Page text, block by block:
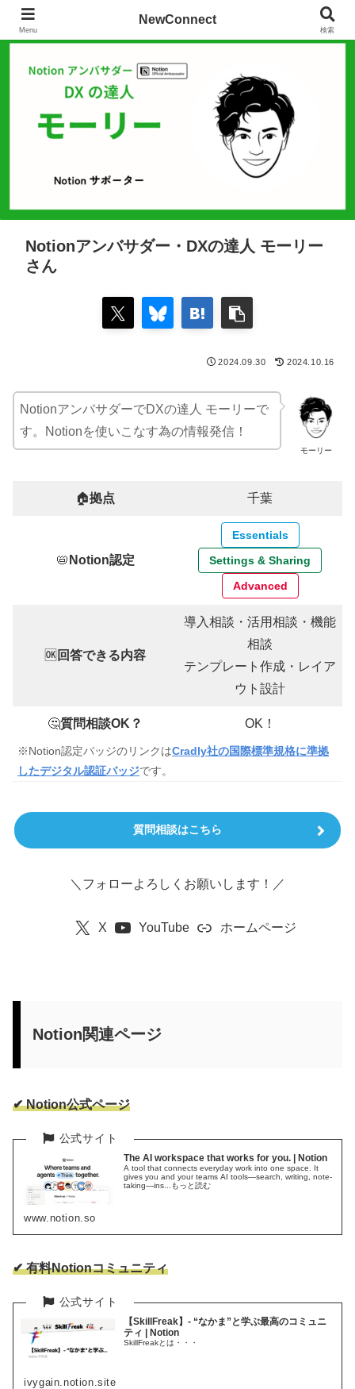
Notionアンバサダー・DXの達人 モーリー
さん
2024.09.30 2024.10.16
モーリー
NotionアンバサダーでDXの達人 モーリーで
す。Notionを使いこなす為の情報発信！
🏠拠点 千葉
📛 Notion認定
Essentials
Settings & Sharing
Advanced
🆗 回答できる内容
導入相談・活用相談・機能
相談
テンプレート作成・レイア
ウト設計
🤔質問相談OK？ OK！
※Notion認定バッジのリンクはCradly社の国際標準規格に準拠
したデジタル認証バッジです。
質問相談はこちら
＼フォローよろしくお願いします！／
X YouTube ホームページ
Notion関連ページ
✔ Notion公式ページ
The AI workspace that works for you. | Notion
A tool that connects everyday work into one space. It
gives you and your teams AI tools—search, writing, note-
taking—ins...もっと読む
www.notion.so
✔ 有料Notionコミュニティ
【SkillFreak】- “なかま”と学ぶ最高のコミュニ
ティ | Notion
SkillFreakとは・・・
ivygain.notion.site
Menu
NewConnect
検索